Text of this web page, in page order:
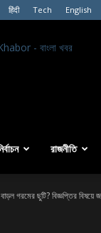
हिंदी Tech English
বাংলা
রাজনীতি
গরমের ছুটি? বিজ্ঞপ্তির বিষয়ে